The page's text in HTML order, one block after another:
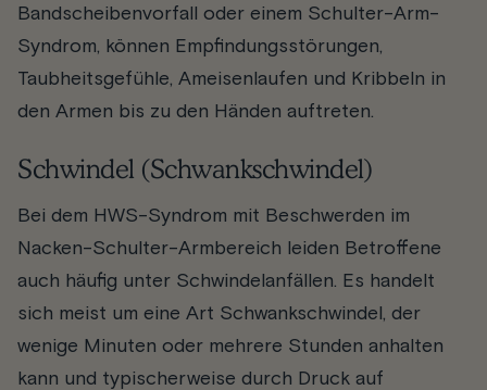
Bandscheibenvorfall oder einem Schulter-Arm-
Syndrom, können Empfindungsstörungen,
Taubheitsgefühle, Ameisenlaufen und Kribbeln in
den Armen bis zu den Händen auftreten.
Schwindel (Schwankschwindel)
Bei dem HWS-Syndrom mit Beschwerden im
Nacken-Schulter-Armbereich leiden Betroffene
auch häufig unter Schwindelanfällen. Es handelt
sich meist um eine Art Schwankschwindel, der
wenige Minuten oder mehrere Stunden anhalten
kann und typischerweise durch Druck auf